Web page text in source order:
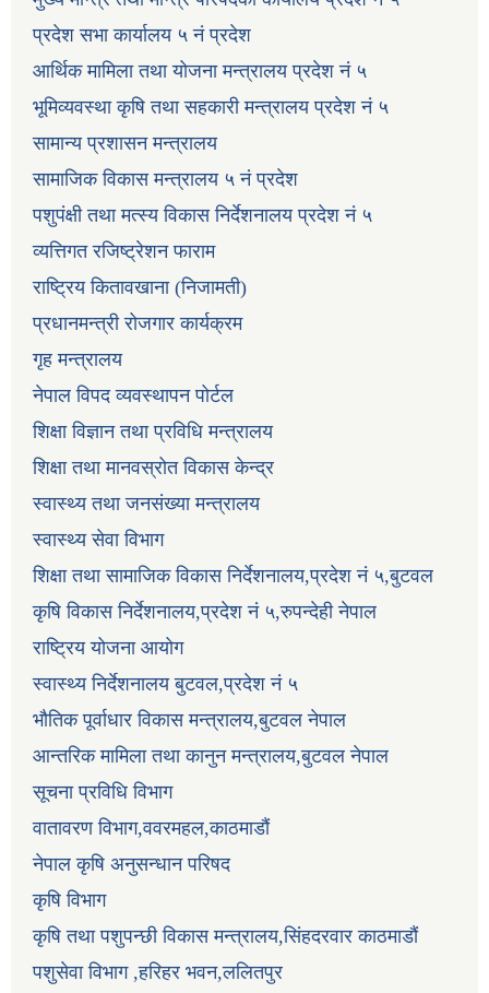
प्रदेश सभा कार्यालय ५ नं प्रदेश
आर्थिक मामिला तथा योजना मन्त्रालय प्रदेश नं ५
भूमिव्यवस्था कृषि तथा सहकारी मन्त्रालय प्रदेश नं ५
सामान्य प्रशासन मन्त्रालय
सामाजिक विकास मन्त्रालय ५ नं प्रदेश
पशुपंक्षी तथा मत्स्य विकास निर्देशनालय प्रदेश नं ५
व्यत्तिगत रजिष्ट्रेशन फाराम
राष्ट्रिय कितावखाना (निजामती)
प्रधानमन्त्री रोजगार कार्यक्रम
गृह मन्त्रालय
नेपाल विपद व्यवस्थापन पोर्टल
शिक्षा विज्ञान तथा प्रविधि मन्त्रालय
शिक्षा तथा मानवस्रोत विकास केन्द्र
स्वास्थ्य तथा जनसंख्या मन्त्रालय
स्वास्थ्य सेवा विभाग
शिक्षा तथा सामाजिक विकास निर्देशनालय,प्रदेश नं ५,बुटवल
कृषि विकास निर्देशनालय,प्रदेश नं ५,रुपन्देही नेपाल
राष्ट्रिय योजना आयोग
स्वास्थ्य निर्देशनालय बुटवल,प्रदेश नं ५
भौतिक पूर्वाधार विकास मन्त्रालय,बुटवल नेपाल
आन्तरिक मामिला तथा कानुन मन्त्रालय,बुटवल नेपाल
सूचना प्रविधि विभाग
वातावरण विभाग,ववरमहल,काठमाडौं
नेपाल कृषि अनुसन्धान परिषद
कृषि विभाग
कृषि तथा पशुपन्छी विकास मन्त्रालय,सिंहदरवार काठमाडौं
पशुसेवा विभाग ,हरिहर भवन,ललितपुर